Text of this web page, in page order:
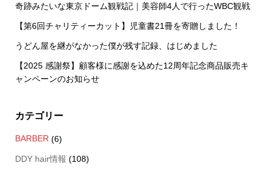
奇跡みたいな東京ドーム観戦記｜美容師4人で行ったWBC観戦
【第6回チャリティーカット】児童書21冊を寄贈しました！
うどん屋を継がなかった僕が残す記録、はじめました
【2025 感謝祭】顧客様に感謝を込めた12周年記念商品販売キ
ャンペーンのお知らせ
カテゴリー
BARBER(6)
DDY hair情報 (108)